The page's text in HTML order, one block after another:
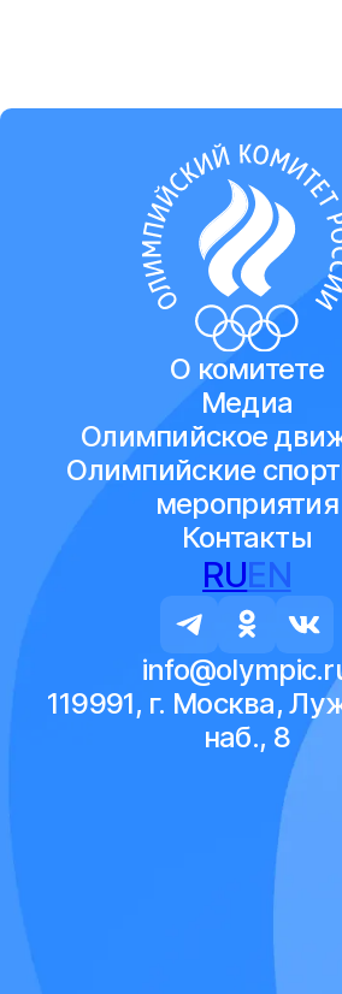
О комитете
Медиа
Олимпийское
Олимпийские
мероприятия
Контакты
RUEN
119991, г. Москва,
наб., 8